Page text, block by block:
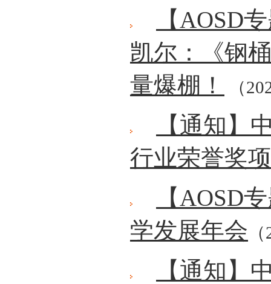
【AOSD
凯尔：《钢
量爆棚！
（
【通知】
行业荣誉奖
【AOSD
学发展年会
【通知】